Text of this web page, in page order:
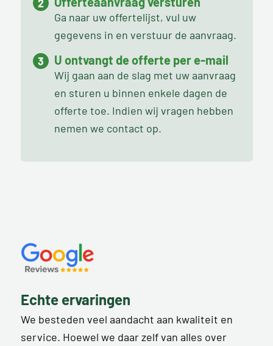
Ga naar uw offertelijst, vul uw
gegevens in en verstuur de aanvraag.
U ontvangt de offerte per e-mail
Wij gaan aan de slag met uw aanvraag
en sturen u binnen enkele dagen de
offerte toe. Indien wij vragen hebben
nemen we contact op.
Echte ervaringen
We besteden veel aandacht aan kwaliteit en
service. Hoewel we daar zelf van alles over